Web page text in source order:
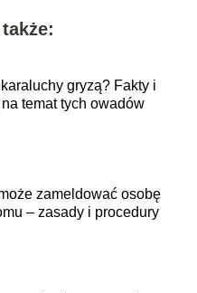
gryzą? Fakty i
na temat tych owadów
zameldować osobę
– zasady i procedury